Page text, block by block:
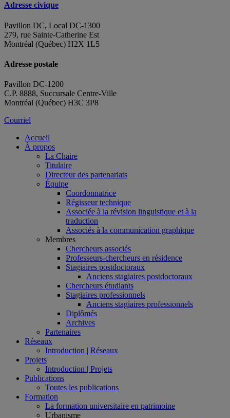
Adresse civique
Pavillon DC, Local DC-1300
279, rue Sainte-Catherine Est
Montréal (Québec) H2X 1L5
Adresse postale
Pavillon DC-1200
C.P. 8888, Succursale Centre-Ville
Montréal (Québec) H3C 3P8
Courriel
Accueil
À propos
La Chaire
Titulaire
Directeur des partenariats
Équipe
Coordonnatrice
Régisseur technique
Associée à la révision linguistique et à la
traduction
Associés à la communication graphique
Membres
Chercheurs associés
Professeurs-chercheurs en résidence
Stagiaires postdoctoraux
Anciens stagiaires postdoctoraux
Chercheurs étudiants
Stagiaires professionnels
Anciens stagiaires professionnels
Diplômés
Archives
Partenaires
Réseaux
Introduction | Réseaux
Projets
Introduction | Projets
Publications
Toutes les publications
Formation
La formation universitaire en patrimoine
Urbanisme